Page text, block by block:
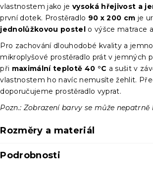
vlastnostem jako jevysoká hřejivost a
první dotek. Prostěradlo 90 x 200 cm je
jednolůžkovou postel o výšce matrace
Pro zachování dlouhodobé kvality a
mikroplyšové prostěradlo prát v jemných
při maximální teplotě 40 °C a sušit v
vlastnostem ho navíc nemusíte žehlit.
doporučujeme prostěradlo vyprat.
Pozn.: Zobrazení barvy se může
Rozměry a materiál
Podrobnosti